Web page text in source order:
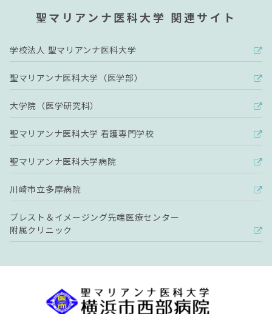
聖マリアンナ医科大学 関連サイト
学校法人 聖マリアンナ医科大学
聖マリアンナ医科大学（医学部）
大学院（医学研究科）
聖マリアンナ医科大学 看護専門学校
聖マリアンナ医科大学病院
川崎市立多摩病院
ブレスト＆イメージング先端医療センター
附属クリニック